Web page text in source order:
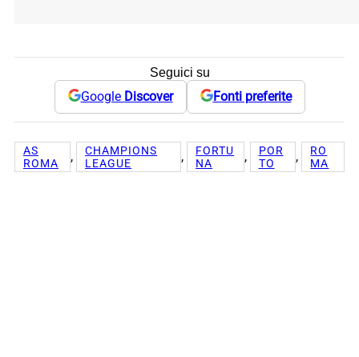
Seguici su
Google Discover Fonti preferite
AS
ROMA
,
CHAMPIONS
LEAGUE
,
FORTU
NA
,
POR
TO
,
RO
MA